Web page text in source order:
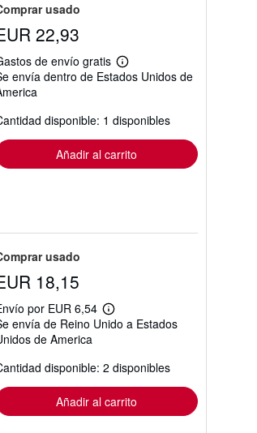
usado
22,93
de envío gratis
Más
información
tarifas
de
envío
envía dentro de Estados Unidos de
disponible: 1 disponibles
Añadir al carrito
usado
18,15
por EUR 6,54
Más
información
tarifas
de
envío
envía de Reino Unido a Estados
de America
disponible: 2 disponibles
Añadir al carrito